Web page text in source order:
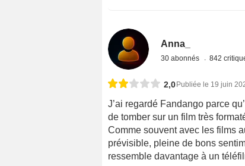
Anna_
30 abonnés 842
2,0Publiée le 19 juin
J’ai regardé Fandango parce
de tomber sur un film très
Comme souvent avec les films
prévisible, pleine de bons
ressemble davantage à un